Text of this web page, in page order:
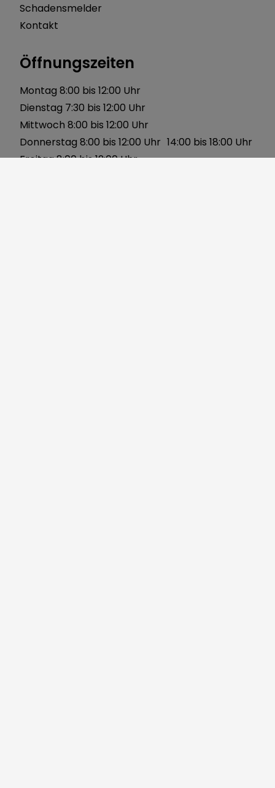
Schadensmelder
Kontakt
Öffnungszeiten
Montag 8:00 bis 12:00 Uhr
Dienstag 7:30 bis 12:00 Uhr
Mittwoch 8:00 bis 12:00 Uhr
Donnerstag 8:00 bis 12:00 Uhr 14:00 bis 18:00 Uhr
Freitag 8:00 bis 12:00 Uhr